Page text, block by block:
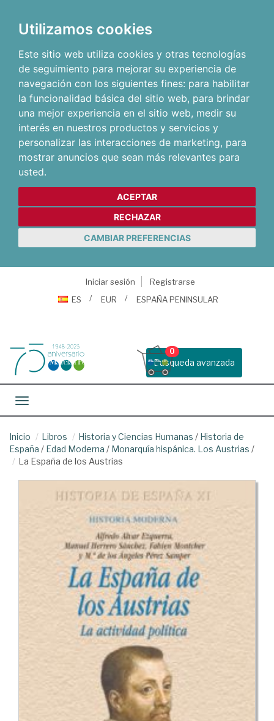
Utilizamos cookies
Este sitio web utiliza cookies y otras tecnologías
de seguimiento para mejorar su experiencia de
navegación con los siguientes fines: para habilitar
la funcionalidad básica del sitio web, para brindar
una mejor experiencia en el sitio web, medir su
interés en nuestros productos y servicios y
personalizar las interacciones de marketing, para
mostrar anuncios que sean más relevantes para
usted.
ACEPTAR
RECHAZAR
CAMBIAR PREFERENCIAS
Iniciar sesión
Registrarse
ES
EUR ESPAÑA PENINSULAR
Busqueda avanzada
0
Toggle navigation
Inicio Libros Historia y Ciencias Humanas / Historia de
España / Edad Moderna / Monarquía hispánica. Los Austrias /
La España de los Austrias